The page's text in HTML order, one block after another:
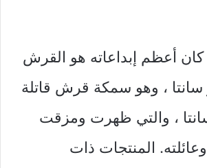
أعظم إبداعاته هو القرش
سانتا ، وهو سمكة قرش قاتلة
، والتي ظهرت ومزقت
المنتجات ذات